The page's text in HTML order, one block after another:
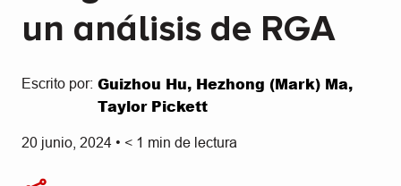
un análisis de RGA
Escrito por: Guizhou Hu, Hezhong (Mark) Ma,
Taylor Pickett
20 junio, 2024 • < 1 min de lectura